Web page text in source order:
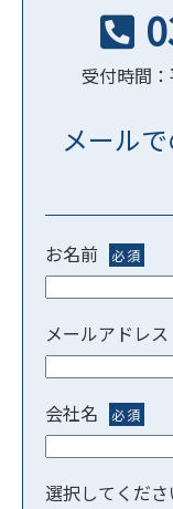
受付時間
メール
お名前 必須
メールアドレス
会社名 必須
選択してくださ